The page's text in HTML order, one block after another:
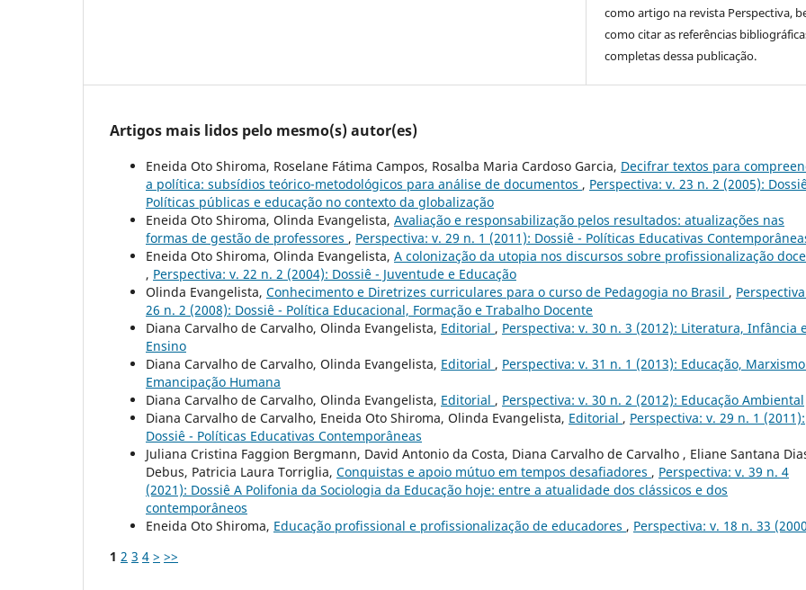
como artigo na revista Perspectiva,
como citar as referências
completas dessa publicação.
Artigos mais lidos pelo mesmo(s) autor(es)
Eneida Oto Shiroma, Roselane Fátima Campos, Rosalba Maria Cardoso Garcia, Decifrar textos para
a política: subsídios teórico-metodológicos para análise de documentos , Perspectiva: v. 23 n. 2 (2005):
Políticas públicas e educação no contexto da globalização
Eneida Oto Shiroma, Olinda Evangelista, Avaliação e responsabilização pelos resultados: atualizações nas
formas de gestão de professores , Perspectiva: v. 29 n. 1 (2011): Dossiê - Políticas Educativas
Eneida Oto Shiroma, Olinda Evangelista, A colonização da utopia nos discursos sobre profissionalização
, Perspectiva: v. 22 n. 2 (2004): Dossiê - Juventude e Educação
Olinda Evangelista, Conhecimento e Diretrizes curriculares para o curso de Pedagogia no Brasil ,
26 n. 2 (2008): Dossiê - Política Educacional, Formação e Trabalho Docente
Diana Carvalho de Carvalho, Olinda Evangelista, Editorial , Perspectiva: v. 30 n. 3 (2012): Literatura, Infância
Ensino
Diana Carvalho de Carvalho, Olinda Evangelista, Editorial , Perspectiva: v. 31 n. 1 (2013): Educação,
Emancipação Humana
Diana Carvalho de Carvalho, Olinda Evangelista, Editorial , Perspectiva: v. 30 n. 2 (2012): Educação Ambiental
Diana Carvalho de Carvalho, Eneida Oto Shiroma, Olinda Evangelista, Editorial , Perspectiva: v. 29 n. 1 (2011):
Dossiê - Políticas Educativas Contemporâneas
Juliana Cristina Faggion Bergmann, David Antonio da Costa, Diana Carvalho de Carvalho , Eliane Santana
Debus, Patricia Laura Torriglia, Conquistas e apoio mútuo em tempos desafiadores , Perspectiva: v. 39 n. 4
(2021): Dossiê A Polifonia da Sociologia da Educação hoje: entre a atualidade dos clássicos e dos
contemporâneos
Eneida Oto Shiroma, Educação profissional e profissionalização de educadores , Perspectiva: v. 18 n. 33
1 2 3 4 > >>